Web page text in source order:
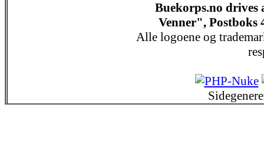
Buekorps.no drives
Venner", Postboks
Alle logoene og